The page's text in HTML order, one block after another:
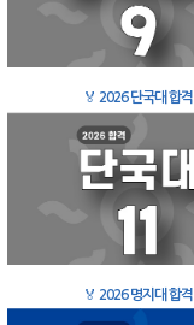
🏅 2026 단국대 합격
🏅 2026 명지대 합격